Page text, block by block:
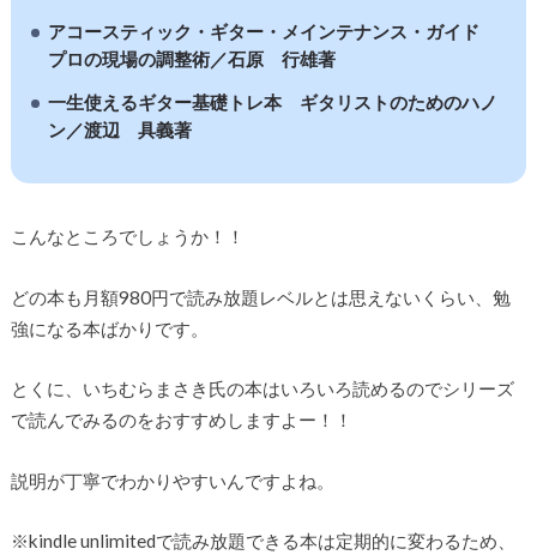
アコースティック・ギター・メインテナンス・ガイド
プロの現場の調整術／石原 行雄著
一生使えるギター基礎トレ本 ギタリストのためのハノ
ン／渡辺 具義著
こんなところでしょうか！！
どの本も月額980円で読み放題レベルとは思えないくらい、勉
強になる本ばかりです。
とくに、いちむらまさき氏の本はいろいろ読めるのでシリーズ
で読んでみるのをおすすめしますよー！！
説明が丁寧でわかりやすいんですよね。
※kindle unlimitedで読み放題できる本は定期的に変わるため、